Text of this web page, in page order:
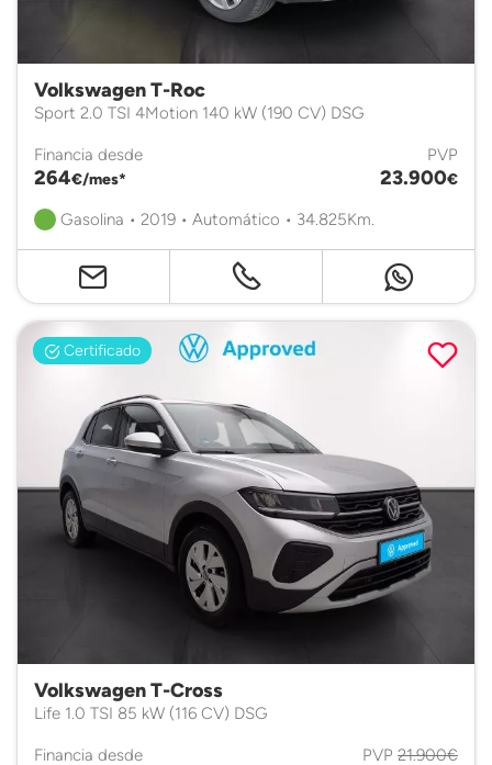
Volkswagen T-Roc
Sport 2.0 TSI 4Motion 140 kW (190 CV) DSG
Financia desde
264€/mes*
PVP
23.900€
Gasolina • 2019 • Automático • 34.825Km.
Certificado
Volkswagen T-Cross
Life 1.0 TSI 85 kW (116 CV) DSG
Financia desde
PVP 21.900€